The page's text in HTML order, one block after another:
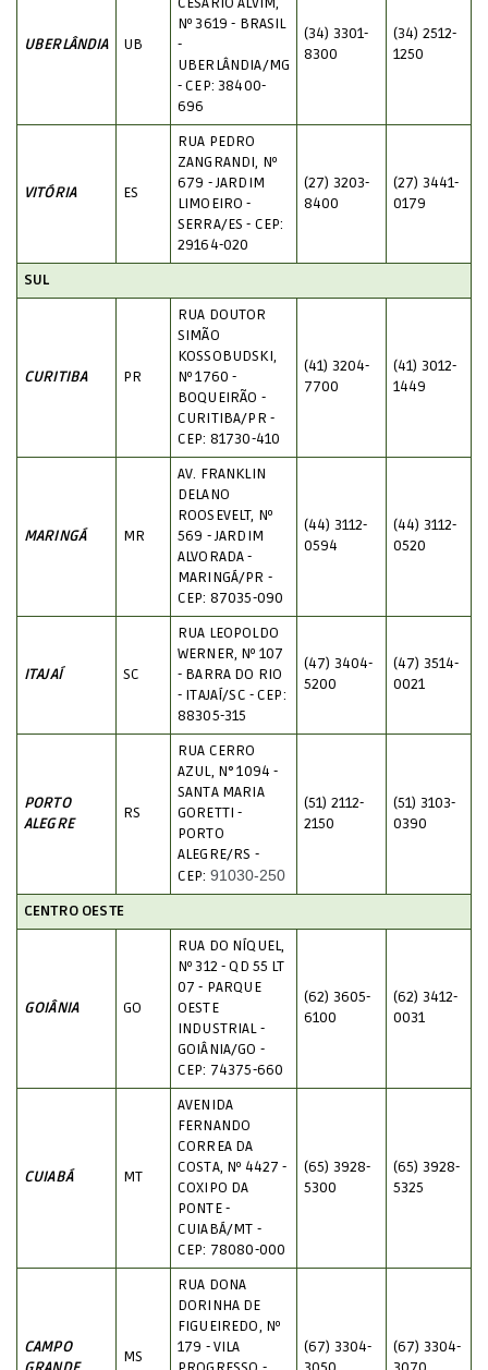
UBERLÂNDIA UB
CESARIO ALVIM,
Nº 3619 - BRASIL
-
UBERLÂNDIA/MG
- CEP: 38400-
696
(34) 3301-
8300
(34) 2512-
1250
VITÓRIA ES
RUA PEDRO
ZANGRANDI, Nº
679 - JARDIM
LIMOEIRO -
SERRA/ES - CEP:
29164-020
(27) 3203-
8400
(27) 3441-
0179
SUL
CURITIBA PR
RUA DOUTOR
SIMÃO
KOSSOBUDSKI,
Nº 1760 -
BOQUEIRÃO -
CURITIBA/PR -
CEP: 81730-410
(41) 3204-
7700
(41) 3012-
1449
MARINGÁ MR
AV. FRANKLIN
DELANO
ROOSEVELT, Nº
569 - JARDIM
ALVORADA -
MARINGÁ/PR -
CEP: 87035-090
(44) 3112-
0594
(44) 3112-
0520
ITAJAÍ SC
RUA LEOPOLDO
WERNER, Nº 107
- BARRA DO RIO
- ITAJAÍ/SC - CEP:
88305-315
(47) 3404-
5200
(47) 3514-
0021
PORTO
ALEGRE
RS
RUA CERRO
AZUL, N° 1094 -
SANTA MARIA
GORETTI -
PORTO
ALEGRE/RS -
CEP: 91030-250
(51) 2112-
2150
(51) 3103-
0390
CENTRO OESTE
GOIÂNIA GO
RUA DO NÍQUEL,
Nº 312 - QD 55 LT
07 - PARQUE
OESTE
INDUSTRIAL -
GOIÂNIA/GO -
CEP: 74375-660
(62) 3605-
6100
(62) 3412-
0031
CUIABÁ MT
AVENIDA
FERNANDO
CORREA DA
COSTA, Nº 4427 -
COXIPO DA
PONTE -
CUIABÁ/MT -
CEP: 78080-000
(65) 3928-
5300
(65) 3928-
5325
CAMPO
MS
RUA DONA
DORINHA DE
FIGUEIREDO, Nº
179 - VILA
(67) 3304-
(67) 3304-